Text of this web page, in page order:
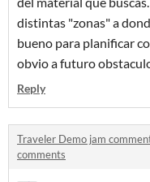
distintas "zonas" a
bueno para planificar
obvio a futuro
Reply
Traveler Demo jam
comments